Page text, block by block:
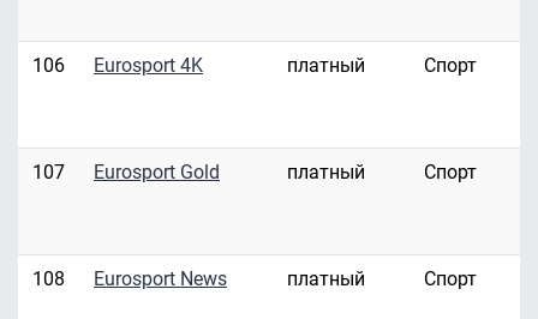
106 Eurosport 4K платный Спорт
107 Eurosport Gold платный Спорт
108 Eurosport News платный Спорт